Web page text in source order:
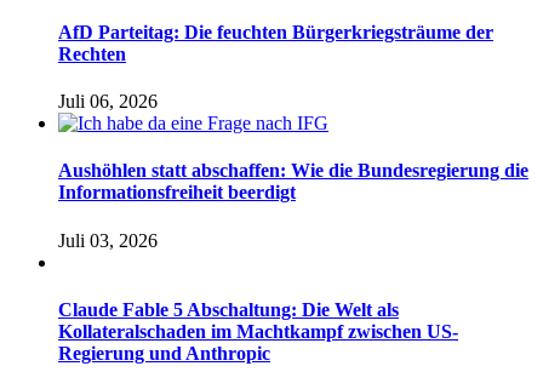
AfD Parteitag: Die feuchten Bürgerkriegsträume der
Rechten
Juli 06, 2026
Aushöhlen statt abschaffen: Wie die Bundesregierung die
Informationsfreiheit beerdigt
Juli 03, 2026
Claude Fable 5 Abschaltung: Die Welt als
Kollateralschaden im Machtkampf zwischen US-
Regierung und Anthropic